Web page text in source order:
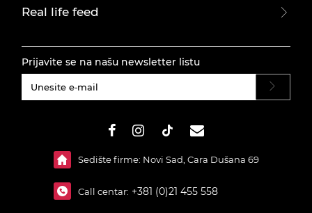
Real life feed
Prijavite se na našu newsletter listu
Sedište firme: Novi Sad, Cara Dušana 69
Call centar: +381 (0)21 455 558